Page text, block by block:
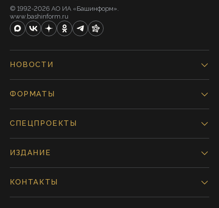
© 1992-2026 АО ИА «Башинформ».
www.bashinform.ru
НОВОСТИ
ФОРМАТЫ
СПЕЦПРОЕКТЫ
ИЗДАНИЕ
КОНТАКТЫ